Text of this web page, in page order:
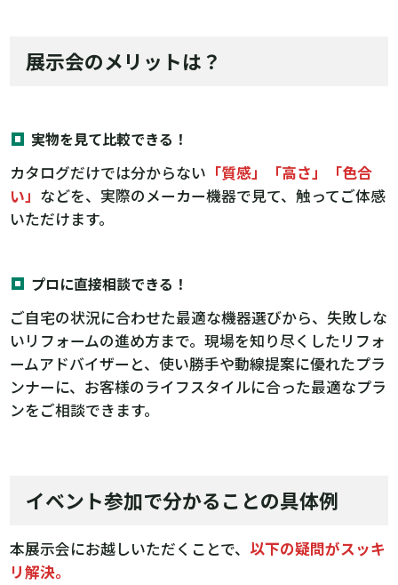
展示会のメリットは？
実物を見て比較できる！
カタログだけでは分からない 「質感」「高さ」「色合
い」 などを、実際のメーカー機器で見て、触ってご体感
いただけます。
プロに直接相談できる！
ご自宅の状況に合わせた最適な機器選びから、失敗しな
いリフォームの進め方まで。現場を知り尽くしたリフォ
ームアドバイザーと、使い勝手や動線提案に優れたプラ
ンナーに、お客様のライフスタイルに合った最適なプラ
ンをご相談できます。
イベント参加で分かることの具体例
本展示会にお越しいただくことで、 以下の疑問がスッキ
リ解決。